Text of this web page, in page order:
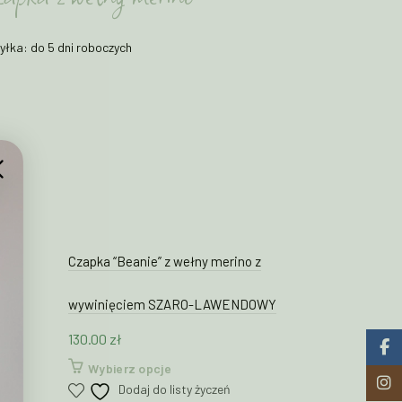
do 5 dni roboczych
wełny merino - Oliwka
z wełny merino
100% merino
Czapka “Beanie” z wełny merino z
wywinięciem SZARO-LAWENDOWY
130.00 zł
Wybierz opcjeTen
produkt
Dodaj do listy życzeń